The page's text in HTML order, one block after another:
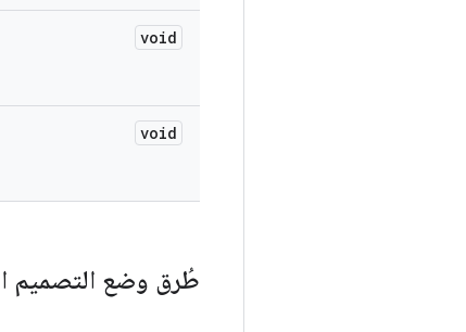
void
void
طُرق وضع التصميم